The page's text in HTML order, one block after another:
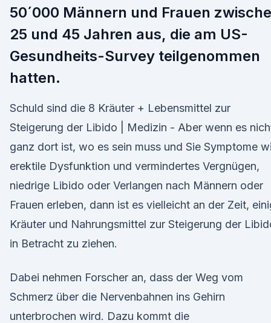
50´000 Männern und Frauen
25 und 45 Jahren aus, die am US-
Gesundheits-Survey teilgenommen
hatten.
Schuld sind die 8 Kräuter + Lebensmittel zur
Steigerung der Libido | Medizin - Aber wenn es
ganz dort ist, wo es sein muss und Sie Symptome
erektile Dysfunktion und vermindertes Vergnügen,
niedrige Libido oder Verlangen nach Männern oder
Frauen erleben, dann ist es vielleicht an der Zeit,
Kräuter und Nahrungsmittel zur Steigerung der
in Betracht zu ziehen.
Dabei nehmen Forscher an, dass der Weg vom
Schmerz über die Nervenbahnen ins Gehirn
unterbrochen wird. Dazu kommt die